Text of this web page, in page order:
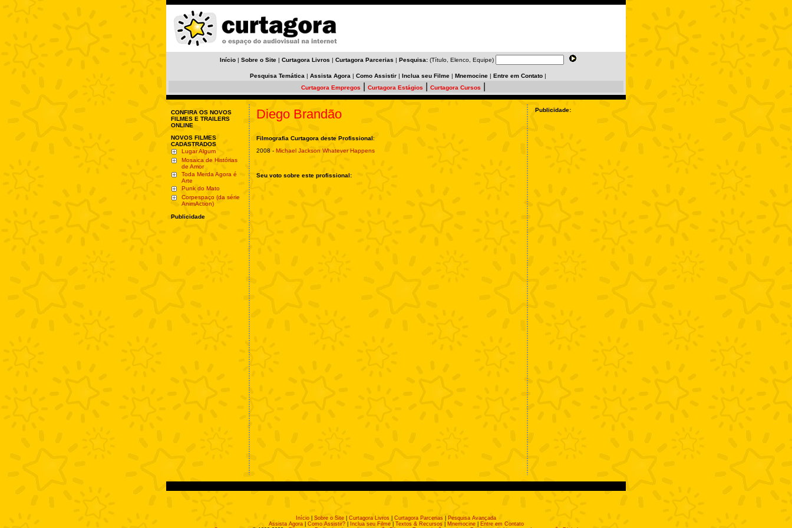
Início | Sobre o Site | Curtagora Livros | Curtagora Parcerias | Pesquisa: (Título, Elenco, Equipe)
Pesquisa Temática | Assista Agora | Como Assistir | Inclua seu Filme | Mnemocine | Entre em Contato |
Curtagora Empregos
Curtagora Estágios Curtagora Cursos
CONFIRA OS NOVOS
FILMES E TRAILERS
ONLINE
NOVOS FILMES
CADASTRADOS
Lugar Algum
Mosaica de Histórias
de Amor
Toda Merda Agora é
Arte
Punk do Mato
Corpespaço (da série
AnimAction)
Publicidade
Diego Brandão
Filmografia Curtagora deste Profissional:
2008 - Michael Jackson Whatever Happens
Seu voto sobre este profissional:
Publicidade:
Início Sobre o Site Curtagora Livros Curtagora Parcerias
Pesquisa Avançada
Assista Agora| Como Assistir?| Inclua seu Filme| Textos & Recursos Mnemocine|
Entre em Contato